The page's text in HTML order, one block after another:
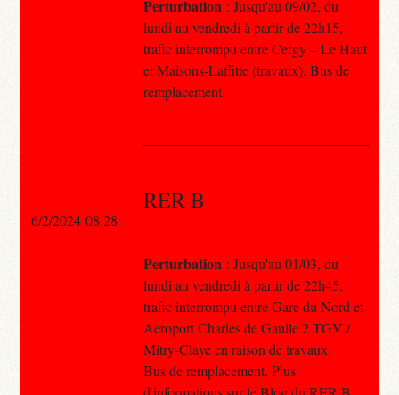
Perturbation : Jusqu'au 09/02, du
lundi au vendredi à partir de 22h15,
trafic interrompu entre Cergy – Le Haut
et Maisons-Laffitte (travaux). Bus de
remplacement.
RER B
Perturbation : Jusqu'au 01/03, du
lundi au vendredi à partir de 22h45,
trafic interrompu entre Gare du Nord et
Aéroport Charles de Gaulle 2 TGV /
Mitry-Claye en raison de travaux.
Bus de remplacement. Plus
6/2/2024 08:28